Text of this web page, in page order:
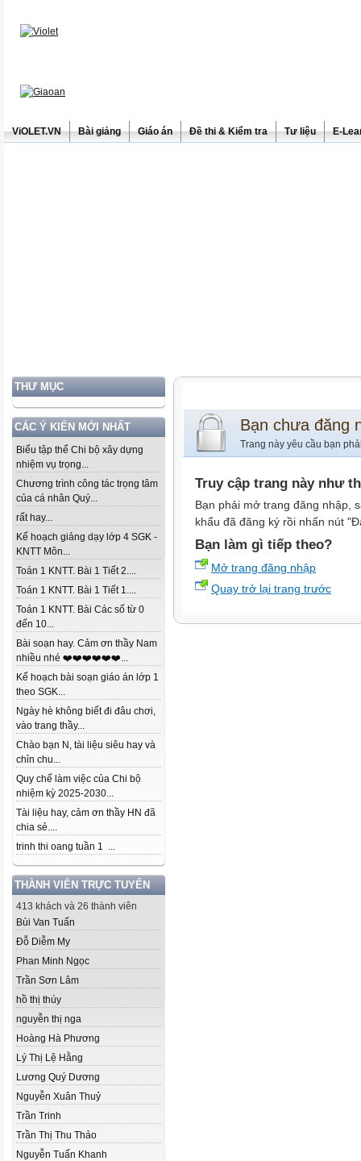
ViOLET.VN Bài giảng Giáo án Đề thi & Kiểm tra Tư liệu E-
THƯ MỤC
CÁC Ý KIẾN MỚI NHẤT
Biểu tập thể Chi bộ xây dựng
nhiệm vụ trọng...
Chương trình công tác trọng tâm
của cá nhân Quý...
rất hay...
Kế hoạch giảng dạy lớp 4 SGK -
KNTT Môn...
Toán 1 KNTT. Bài 1 Tiết 2....
Toán 1 KNTT. Bài 1 Tiết 1....
Toán 1 KNTT. Bài Các số từ 0
đến 10...
Bài soạn hay. Cảm ơn thầy Nam
nhiều nhé ❤️❤️❤️❤️❤️❤️...
Kế hoạch bài soạn giáo án lớp 1
theo SGK...
Ngày hè không biết đi đâu chơi,
vào trang thầy...
Chào bạn N, tài liệu siêu hay và
chỉn chu...
Quy chế làm việc của Chi bộ
nhiệm kỳ 2025-2030...
Tài liệu hay, cảm ơn thầy HN đã
chia sẻ....
trinh thi oang tuần 1 ...
THÀNH VIÊN TRỰC TUYẾN
413 khách và 26 thành viên
Bùi Van Tuấn
Đỗ Diễm My
Phan Minh Ngọc
Trần Sơn Lâm
hồ thị thúy
nguyễn thị nga
Hoàng Hà Phương
Lý Thị Lệ Hằng
Lương Quý Dương
Nguyễn Xuân Thuỷ
Trần Trinh
Trần Thị Thu Thảo
Nguyễn Tuấn Khanh
Bạn chưa đăng
Trang này yêu cầu bạn
Truy cập trang này như
Bạn phải mở trang đăng nhập,
khẩu đã đăng ký rồi nhấn nút
Bạn làm gì tiếp theo?
Mở trang đăng nhập
Quay trở lại trang trước